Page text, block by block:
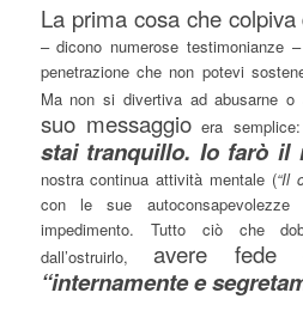
La prima cosa che
– dicono numerose testimonianze
penetrazione che non potevi
Ma non si divertiva ad abusarne o
suo messaggio era semplice:
stai tranquillo. Io farò il
nostra continua attività mentale (“Il
con le sue
impedimento. Tutto ciò che
dall’ostruirlo,avere fede
“internamente e